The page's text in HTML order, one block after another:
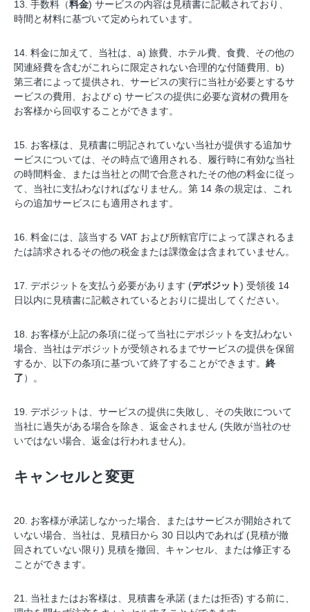
13. 手数料（料金) サービスの内容は見積書に記載されており、
時間と材料に基づいて定められています。
14. 料金に加えて、当社は、a) 旅費、ホテル費、食費、その他の
関連経費を含むがこれらに限定されない合理的な付随費用、b)
第三者によって提供され、サービスの実行に当社が必要とするサ
ービスの費用、および c) サービスの提供に必要な資材の費用を
お客様から回収することができます。
15. お客様は、見積書に明記されていない当社が提供する追加サ
ービスについては、その時点で適用される、履行時に有効な当社
の時間料金、または当社との間で合意されたその他の料金に従っ
て、当社に支払わなければなりません。第 14 条の規定は、これ
らの追加サービスにも適用されます。
16. 料金には、該当する VAT および所轄官庁によって課されるま
たは請求さ​​れるその他の税金または課徴金は含まれていません。
17. デポジットを支払う必要があります (デポジット) 受領後 14
日以内に見積書に記載されているとおりに提出してください。
18. お客様が上記の条項に従って当社にデポジットを支払わない
場合、当社はデポジットが受領されるまでサービスの提供を保留
するか、以下の条項に基づいて終了することができます。 終
了）。
19. デポジットは、サービスの提供に失敗し、その失敗について
当社に過失がある場合を除き、返金されません (失敗が当社のせ
いではない場合、返金は行われません)。
キャンセルと変更
20. お客様が承諾しなかった場合、またはサービスが開始されて
いない場合、当社は、見積日から 30 日以内であれば (見積が撤
回されていない限り) 見積を撤回、キャンセル、または修正する
ことができます。
21. 当社またはお客様は、見積書を承諾 (または拒否) する前に、